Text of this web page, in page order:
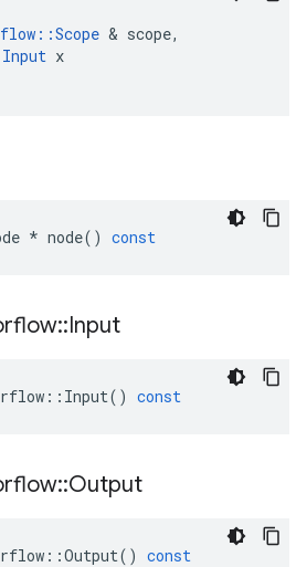
::Scope & scope,
Input x
* node() const
::Input
:: Input() const
::Output
::Output() const